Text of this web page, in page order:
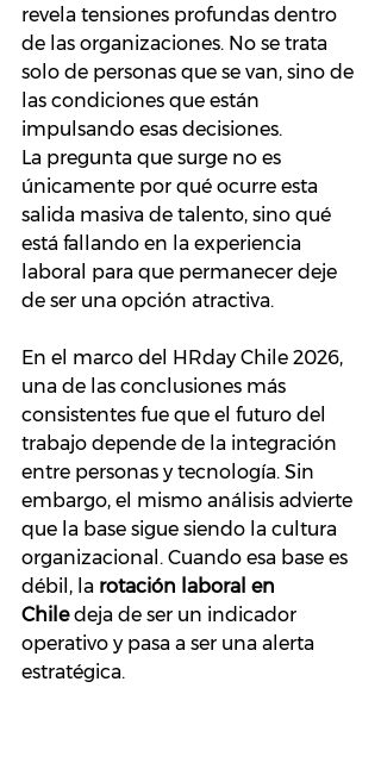
revela tensiones profundas dentro
de las organizaciones. No se trata
solo de personas que se van, sino de
las condiciones que están
impulsando esas decisiones.
La pregunta que surge no es
únicamente por qué ocurre esta
salida masiva de talento, sino qué
está fallando en la experiencia
laboral para que permanecer deje
de ser una opción atractiva.
En el marco del HRday Chile 2026,
una de las conclusiones más
consistentes fue que el futuro del
trabajo depende de la integración
entre personas y tecnología. Sin
embargo, el mismo análisis advierte
que la base sigue siendo la cultura
organizacional. Cuando esa base es
débil, la rotación laboral en
Chile deja de ser un indicador
operativo y pasa a ser una alerta
estratégica.